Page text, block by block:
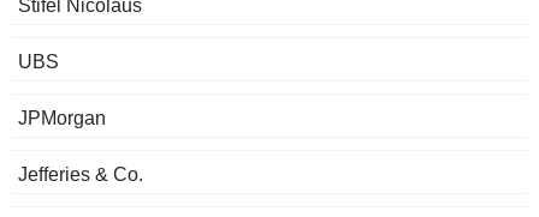
Stifel Nicolaus
UBS
JPMorgan
Jefferies & Co.